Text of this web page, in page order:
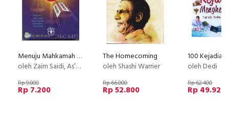
Menuju Mahkamah Keadilan (2009)
oleh Zaim Saidi, As’ad Nugroho, Sudaryatmo, Yusuf Shofie
Rp 9.000
Rp 7.200
The Homecoming
oleh Shashi Warrier
Rp 66.000
Rp 52.800
oleh Dedi
Rp 62.400
Rp 49.920